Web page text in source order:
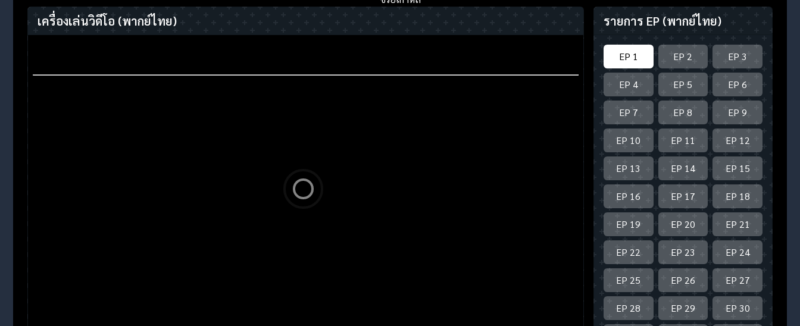
เครื่องเล่นวิดีโอ (พากย์ไทย) รายการ EP (พากย์ไทย)
EP 1 EP 2 EP 3
EP 4 EP 5 EP 6
EP 7 EP 8 EP 9
EP 10 EP 11 EP 12
EP 13 EP 14 EP 15
EP 16 EP 17 EP 18
EP 19 EP 20 EP 21
EP 22 EP 23 EP 24
EP 25 EP 26 EP 27
EP 28 EP 29 EP 30